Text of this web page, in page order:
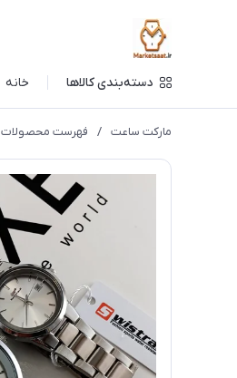
دسته‌بندی کالاها خانه
مارکت ساعت / فهرست محصولات